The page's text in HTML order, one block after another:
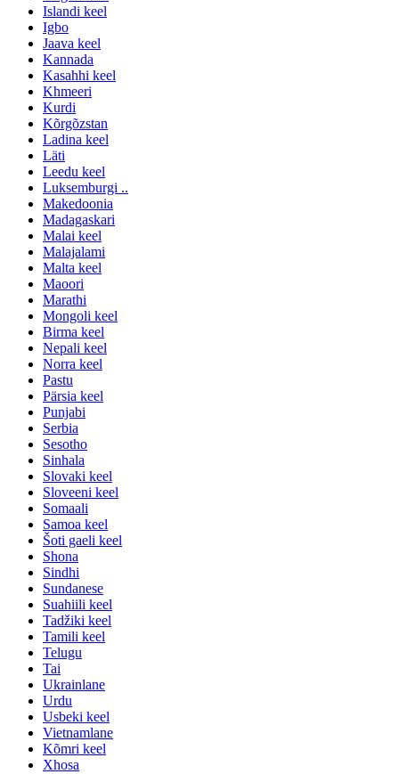
Islandi keel
Igbo
Jaava keel
Kannada
Kasahhi keel
Khmeeri
Kurdi
Kõrgõzstan
Ladina keel
Läti
Leedu keel
Luksemburgi ..
Makedoonia
Madagaskari
Malai keel
Malajalami
Malta keel
Maoori
Marathi
Mongoli keel
Birma keel
Nepali keel
Norra keel
Pastu
Pärsia keel
Punjabi
Serbia
Sesotho
Sinhala
Slovaki keel
Sloveeni keel
Somaali
Samoa keel
Šoti gaeli keel
Shona
Sindhi
Sundanese
Suahiili keel
Tadžiki keel
Tamili keel
Telugu
Tai
Ukrainlane
Urdu
Usbeki keel
Vietnamlane
Kõmri keel
Xhosa